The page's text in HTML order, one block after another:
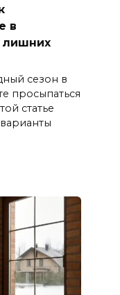
в
лишних
сезон в
просыпаться
статье